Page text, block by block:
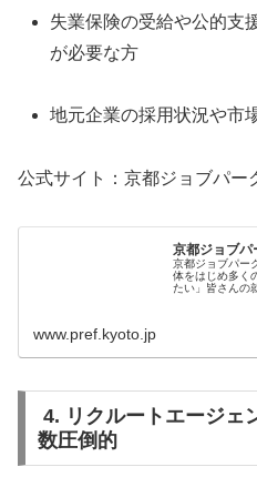
失業保険の受給や公的支
が必要な方
地元企業の採用状況や市
公式サイト：京都ジョブパー
京都ジョブパ
京都ジョブパー
体をはじめ多く
たい」皆さんの
www.pref.kyoto.jp
4. リクルートエージェ
数圧倒的